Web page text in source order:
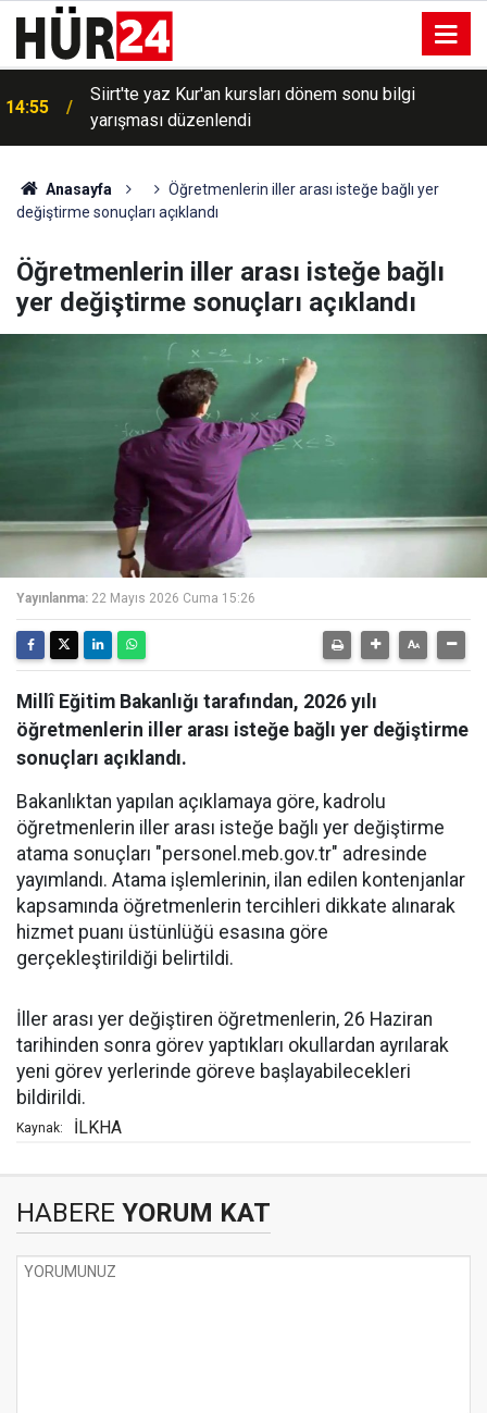
14:55
Siirt'te yaz Kur'an kursları dönem sonu bilgi
yarışması düzenlendi
Anasayfa
Öğretmenlerin iller arası isteğe bağlı yer
değiştirme sonuçları açıklandı
Öğretmenlerin iller arası isteğe bağlı
yer değiştirme sonuçları açıklandı
Yayınlanma: 22 Mayıs 2026 Cuma 15:26
Millî Eğitim Bakanlığı tarafından, 2026 yılı
öğretmenlerin iller arası isteğe bağlı yer değiştirme
sonuçları açıklandı.
Bakanlıktan yapılan açıklamaya göre, kadrolu
öğretmenlerin iller arası isteğe bağlı yer değiştirme
atama sonuçları "personel.meb.gov.tr" adresinde
yayımlandı. Atama işlemlerinin, ilan edilen kontenjanlar
kapsamında öğretmenlerin tercihleri dikkate alınarak
hizmet puanı üstünlüğü esasına göre
gerçekleştirildiği belirtildi.
İller arası yer değiştiren öğretmenlerin, 26 Haziran
tarihinden sonra görev yaptıkları okullardan ayrılarak
yeni görev yerlerinde göreve başlayabilecekleri
bildirildi.
Kaynak: İLKHA
HABERE YORUM KAT